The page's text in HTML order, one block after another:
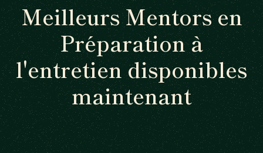
Meilleurs Mentors en
Préparation à
l'entretien disponibles
maintenant